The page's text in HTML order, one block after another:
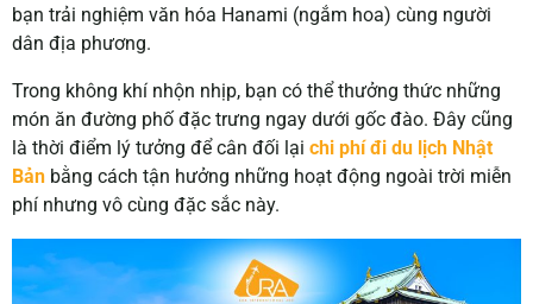
bạn trải nghiệm văn hóa Hanami (ngắm hoa) cùng người
dân địa phương.
Trong không khí nhộn nhịp, bạn có thể thưởng thức những
món ăn đường phố đặc trưng ngay dưới gốc đào. Đây cũng
là thời điểm lý tưởng để cân đối lạichi phí đi du lịch Nhật
Bản bằng cách tận hưởng những hoạt động ngoài trời miễn
phí nhưng vô cùng đặc sắc này.